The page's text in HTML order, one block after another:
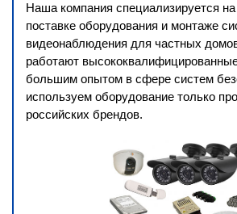
Наша компания специализируется на
поставке оборудования и монтаже
видеонаблюдения для частных
работают
большим опытом в сфере систем
используем оборудование только
российских брендов.